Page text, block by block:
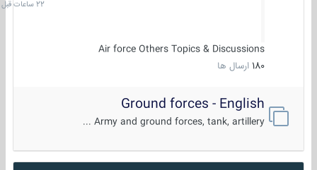
Air force Others Topics & Discussions
180 ارسال ها
Ground forces - English
Army and ground forces, tank, artillery ...